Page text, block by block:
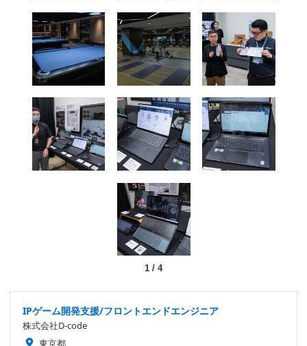
1/ 4
IPゲーム開発支援/フロントエンドエンジニア
株式会社D-code
東京都